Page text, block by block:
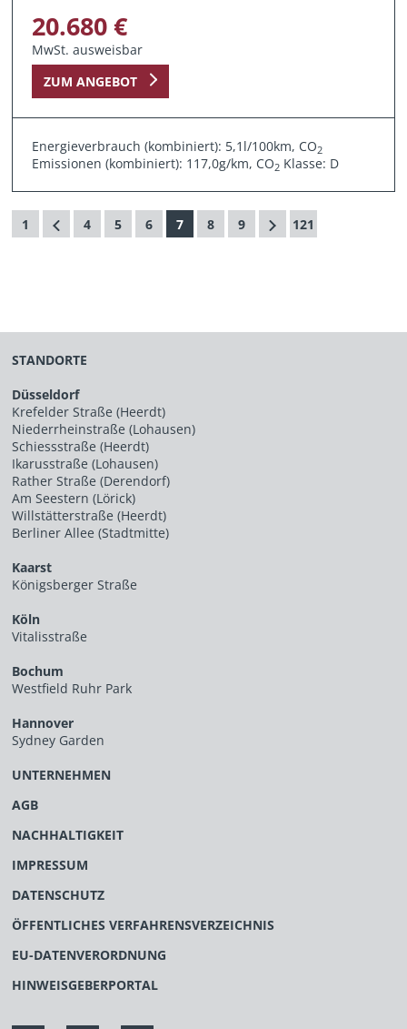
20.680 €
MwSt. ausweisbar
ZUM ANGEBOT
Energieverbrauch (kombiniert): 5,1l/100km, CO2
Emissionen (kombiniert): 117,0g/km, CO2 Klasse: D
1 4 5 6 7 8 9 121
STANDORTE
Düsseldorf
Krefelder Straße (Heerdt)
Niederrheinstraße (Lohausen)
Schiessstraße (Heerdt)
Ikarusstraße (Lohausen)
Rather Straße (Derendorf)
Am Seestern (Lörick)
Willstätterstraße (Heerdt)
Berliner Allee (Stadtmitte)
Kaarst
Königsberger Straße
Köln
Vitalisstraße
Bochum
Westfield Ruhr Park
Hannover
Sydney Garden
UNTERNEHMEN
AGB
NACHHALTIGKEIT
IMPRESSUM
DATENSCHUTZ
ÖFFENTLICHES VERFAHRENSVERZEICHNIS
EU-DATENVERORDNUNG
HINWEISGEBERPORTAL